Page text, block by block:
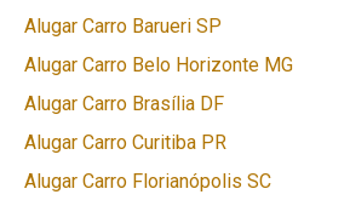
Alugar Carro Barueri SP
Alugar Carro Belo Horizonte MG
Alugar Carro Brasília DF
Alugar Carro Curitiba PR
Alugar Carro Florianópolis SC